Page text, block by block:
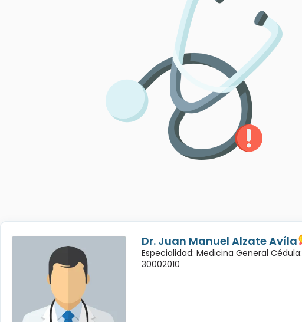
Dr. Juan Manuel Alzate Avíla
Especialidad: Medicina General Cédula:
30002010